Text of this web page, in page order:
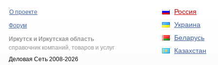
Россия
Украина
Беларусь
Казахстан
О проекте
Форум
Иркутск и Иркутская область
справочник компаний, товаров и услуг
Деловая Сеть 2008-2026